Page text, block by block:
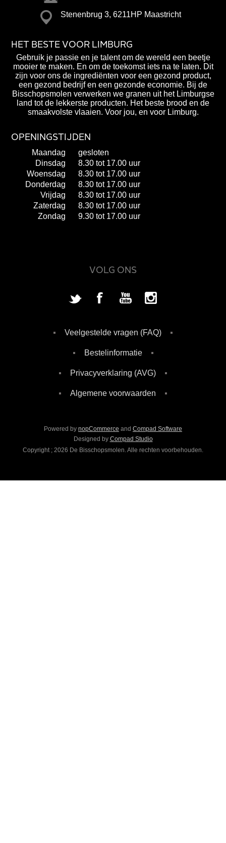
Stenenbrug 3, 6211HP Maastricht
HET BESTE VOOR LIMBURG
Gebruik je passie en je talent om de wereld een beetje
mooier te maken. En om de toekomst iets na te laten. Dit
zijn voor ons de ingrediënten voor een gezond product,
een gezond bedrijf en een gezonde economie. Bij de
Bisschopsmolen verwerken we granen uit het Limburgse
land tot de lekkerste producten. Het beste brood en de
smaakvolste vlaaien. Voor jou, en voor Limburg.
OPENINGSTIJDEN
Maandag
gesloten
Dinsdag
8.30 tot 17.00 uur
Woensdag
8.30 tot 17.00 uur
Donderdag
8.30 tot 17.00 uur
Vrijdag
8.30 tot 17.00 uur
Zaterdag
8.30 tot 17.00 uur
Zondag
9.30 tot 17.00 uur
VOLG ONS
Veelgestelde vragen (FAQ)
Bestelinformatie
Privacyverklaring (AVG)
Algemene voorwaarden
Powered by nopCommerce and Compad Software
Designed by Compad Studio
Copyright ; 2026 De Bisschopsmolen. Alle rechten voorbehouden.